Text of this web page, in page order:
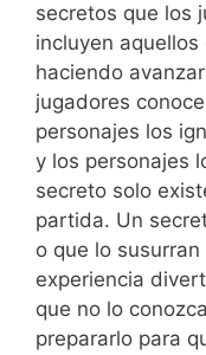
secretos que los
incluyen
haciendo
jugadores
personajes los
y los personajes
secreto solo
partida. Un
o que lo
experiencia
que no lo
prepararlo para